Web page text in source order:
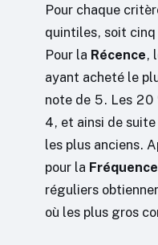
Pour chaque
quintiles, soit
Pour la Récence,
ayant acheté le
note de 5. Les 20
4, et ainsi de
les plus anciens.
pour la Fréquence
réguliers
où les plus gros